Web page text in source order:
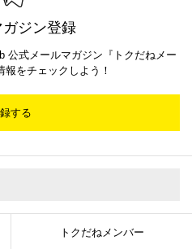
ガジン登録
公式メールマガジン『トクだねメー
報をチェックしよう！
する
トクだねメンバー